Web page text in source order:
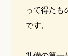
って得たも
です。